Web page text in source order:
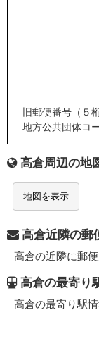
旧郵便番号（５
地方公共団体コ
高倉周辺の地
地図を表示
高倉近隣の郵
高倉の近隣に郵
高倉の最寄り
高倉の最寄り駅